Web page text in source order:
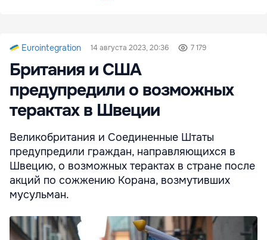
Eurointegration 14 августа 2023, 20:36 7 179
Британия и США
предупредили о возможных
терактах в Швеции
Великобритания и Соединенные Штаты
предупредили граждан, направляющихся в
Швецию, о возможных терактах в стране после
акций по сожжению Корана, возмутивших
мусульман.